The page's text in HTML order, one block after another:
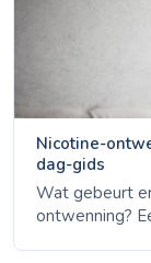
Nicotine-
dag-gids
Wat gebeurt
ontwenning?